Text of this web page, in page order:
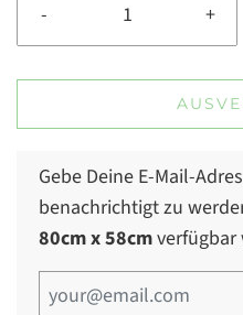
- +
Gebe Deine E-Mail-
benachrichtigt zu
80cm x 58cmverfügbar